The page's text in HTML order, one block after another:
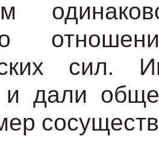
сил.
и дали